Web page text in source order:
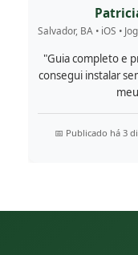
Salvador, BA • iOS •
"Guia completo e
consegui instalar
📅 Publicado há 3